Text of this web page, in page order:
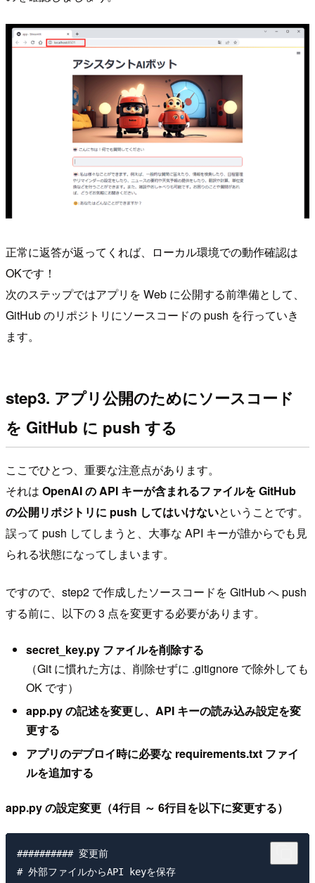
正常に返答が返ってくれば、ローカル環境での動作確認は
OKです！
次のステップではアプリを Web に公開する前準備として、
GitHub のリポジトリにソースコードの push を行っていき
ます。
step3. アプリ公開のためにソースコード
を GitHub に push する
ここでひとつ、重要な注意点があります。
それは OpenAI の API キーが含まれるファイルを GitHub
の公開リポジトリに push してはいけないということです。
誤って push してしまうと、大事な API キーが誰からでも見
られる状態になってしまいます。
ですので、step2 で作成したソースコードを GitHub へ push
する前に、以下の 3 点を変更する必要があります。
secret_key.py ファイルを削除する
（Git に慣れた方は、削除せずに .gitignore で除外しても
OK です）
app.py の記述を変更し、API キーの読み込み設定を変
更する
アプリのデプロイ時に必要な requirements.txt ファイ
ルを追加する
app.py の設定変更（4行目 ～ 6行目を以下に変更する）
########## 変更前
# 外部ファイルからAPI keyを保存